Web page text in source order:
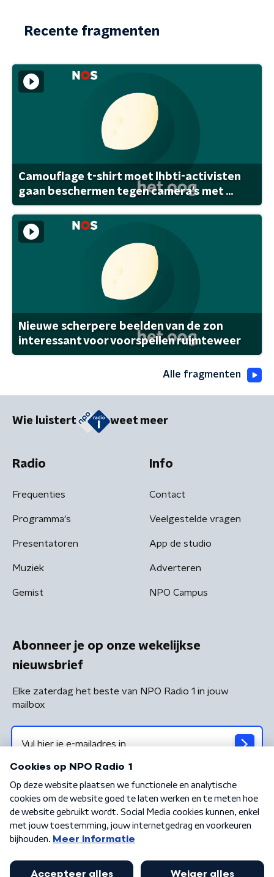
Recente fragmenten
Camouflage t-shirt moet lhbti-activisten
gaan beschermen tegen camera's met ...
Nieuwe scherpere beelden van de zon
interessant voor voorspellen ruimteweer
Alle fragmenten
Wie luistert weet meer
Radio
Frequenties
Programma's
Presentatoren
Muziek
Gemist
Info
Contact
Veelgestelde vragen
App de studio
Adverteren
NPO Campus
Abonneer je op onze wekelijkse
nieuwsbrief
Elke zaterdag het beste van NPO Radio 1 in jouw
mailbox
Algemene voorwaarden